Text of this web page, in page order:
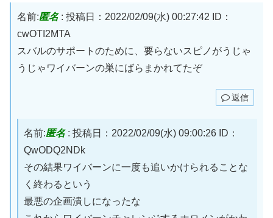
名前:匿名: 投稿日：2022/02/09(水) 00:27:42
ID：
cwOTI2MTA
スバルのサポートのために、要らないスピノがうじゃ
うじゃワイバーンの巣にばらまかれてたぞ
返信
名前:匿名: 投稿日：2022/02/09(水) 09:00:26 ID：
QwODQ2NDk
その結果ワイバーンに一度も追いかけられることな
く終わるという
最悪の企画潰しになったな